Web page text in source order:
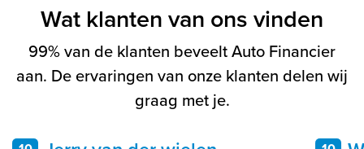
Wat klanten van ons vinden
99% van de klanten beveelt Auto Financier
aan. De ervaringen van onze klanten delen wij
graag met je.